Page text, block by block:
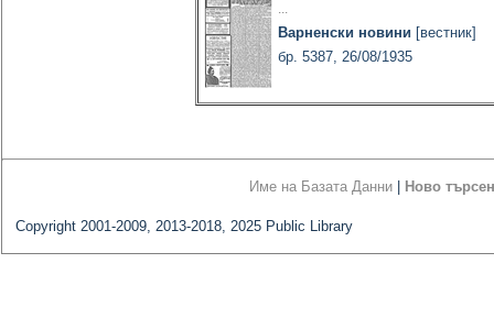
...
Варненски новини [вестник]
бр. 5387, 26/08/1935
Име на Базата Данни Ново
Copyright 2001-2009, 2013-2018, 2025 Public Library